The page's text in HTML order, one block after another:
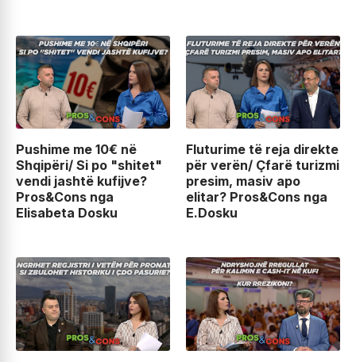
Pushime me 10€ në
Shqipëri/ Si po "shitet"
vendi jashtë kufijve?
Pros&Cons nga
Elisabeta Dosku
Fluturime të reja direkte
për verën/ Çfarë turizmi
presim, masiv apo
elitar? Pros&Cons nga
E.Dosku